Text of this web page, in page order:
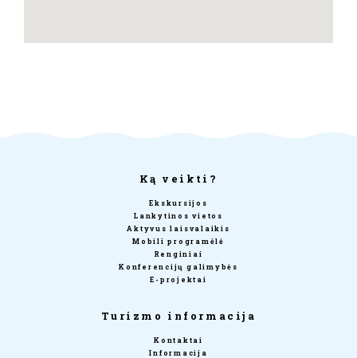
Ką veikti?
Ekskursijos
Lankytinos vietos
Aktyvus laisvalaikis
Mobili programėlė
Renginiai
Konferencijų galimybės
E-projektai
Turizmo informacija
Kontaktai
Informacija